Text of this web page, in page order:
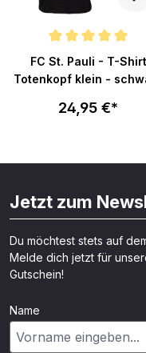
von 5 Sternen
Durchschnittliche
FC St. Pauli - T-Shirt
Totenkopf klein -
24,95 €*
Jetzt zum
Du möchtest stets auf
Melde dich jetzt für
Gutschein!
Name